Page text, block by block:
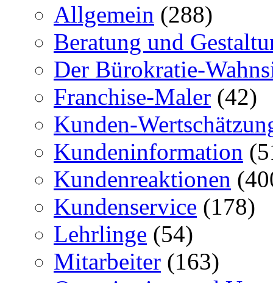
Allgemein (288)
Beratung und
Der Bürokratie-
Franchise-Maler (42)
Kunden-
Kundeninformation
Kundenreaktionen
Kundenservice (178)
Lehrlinge (54)
Mitarbeiter (163)